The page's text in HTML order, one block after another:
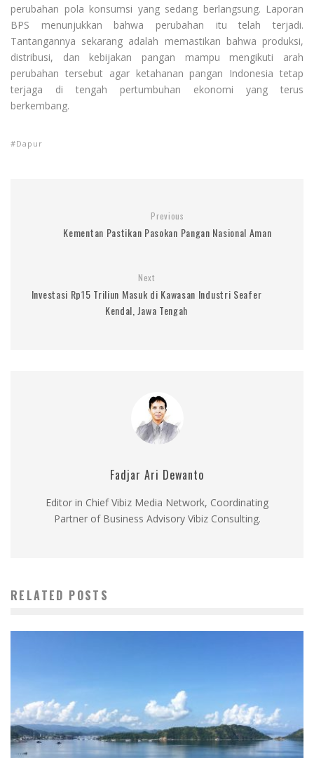
perubahan pola konsumsi yang sedang berlangsung. Laporan
BPS menunjukkan bahwa perubahan itu telah terjadi.
Tantangannya sekarang adalah memastikan bahwa produksi,
distribusi, dan kebijakan pangan mampu mengikuti arah
perubahan tersebut agar ketahanan pangan Indonesia tetap
terjaga di tengah pertumbuhan ekonomi yang terus
berkembang.
Dapur
Previous
Kementan Pastikan Pasokan Pangan Nasional Aman
Next
Investasi Rp15 Triliun Masuk di Kawasan Industri Seafer
Kendal, Jawa Tengah
Fadjar Ari Dewanto
Editor in Chief Vibiz Media Network, Coordinating
Partner of Business Advisory Vibiz Consulting.
RELATED POSTS